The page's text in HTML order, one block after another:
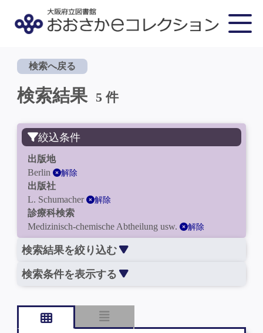
検索へ戻る
検索結果 5 件
絞込条件
出版地
Berlin
解除
出版社
L. Schumacher
解除
診療科検索
Medizinisch-chemische Abtheilung usw.
解除
検索結果を絞り込む
検索条件を表示する